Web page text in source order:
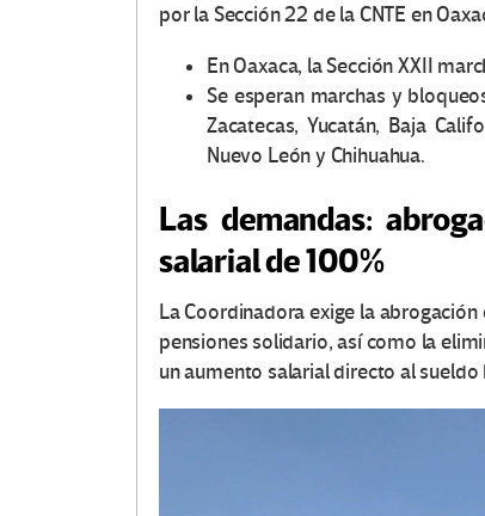
por la Sección 22 de la CNTE en
En Oaxaca, la Sección XXII
Se esperan marchas y
Zacatecas, Yucatán, Baja
Nuevo León y Chihuahua.
Las demandas:
salarial de 100%
La Coordinadora exige la
pensiones solidario, así como la
un aumento salarial directo al sueldo